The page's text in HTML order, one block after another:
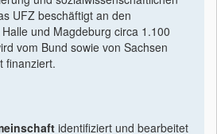
UFZ beschäftigt an den
und Magdeburg circa 1.100
vom Bund sowie von Sachsen
finanziert.
identiﬁziert und bearbeitet